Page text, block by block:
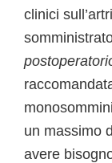
clinici
un massimo
avere